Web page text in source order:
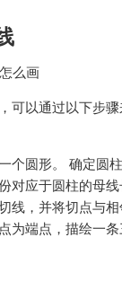
可以通过以下步
个圆形。 确定圆
对应于圆柱的母
线，并将切点与相
为端点，描绘一